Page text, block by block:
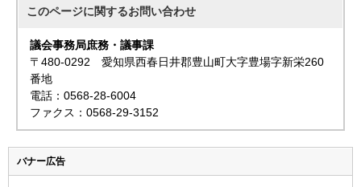
このページに関するお問い合わせ
議会事務局庶務・議事課
〒480-0292 愛知県西春日井郡豊山町大字豊場字新栄260
番地
電話：0568-28-6004
ファクス：0568-29-3152
バナー広告